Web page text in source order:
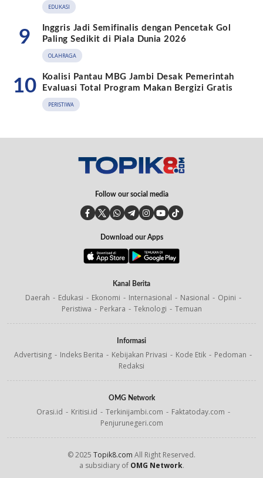
EDUKASI
9
Inggris Jadi Semifinalis dengan Pencetak Gol
Paling Sedikit di Piala Dunia 2026
OLAHRAGA
10
Koalisi Pantau MBG Jambi Desak Pemerintah
Evaluasi Total Program Makan Bergizi Gratis
PERISTIWA
Follow our social media
Download our Apps
Kanal Berita
Daerah Edukasi Ekonomi Internasional Nasional
Opini
Peristiwa
Perkara Teknologi Temuan
Informasi
Advertising Indeks Berita Kebijakan Privasi Kode Etik
Pedoman
Redaksi
OMG Network
Orasi.id Kritisi.id Terkinijambi.com
Faktatoday.com
Penjurunegeri.com
© 2025 Topik8.com All Right Reserved.
a subsidiary of OMG Network.